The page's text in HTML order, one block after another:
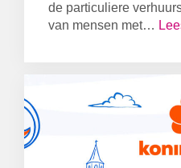
de particuliere
van mensen met…